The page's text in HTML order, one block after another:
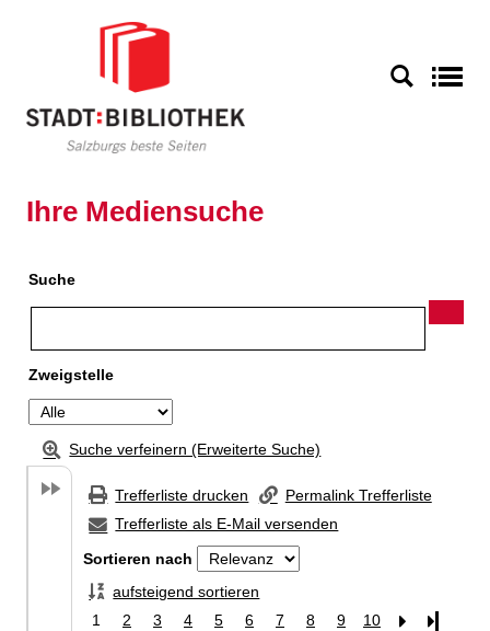
Ihre Mediensuche
Suche
Zweigstelle
Suche verfeinern (Erweiterte Suche)
Trefferliste drucken
Permalink Trefferliste
Trefferliste als E-Mail versenden
Sortieren nach
aufsteigend sortieren
1
2 3 4 5 6 7 8 9 10
Letzte